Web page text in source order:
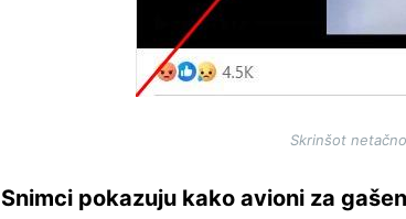
Skrinšot
Snimci pokazuju kako avioni za